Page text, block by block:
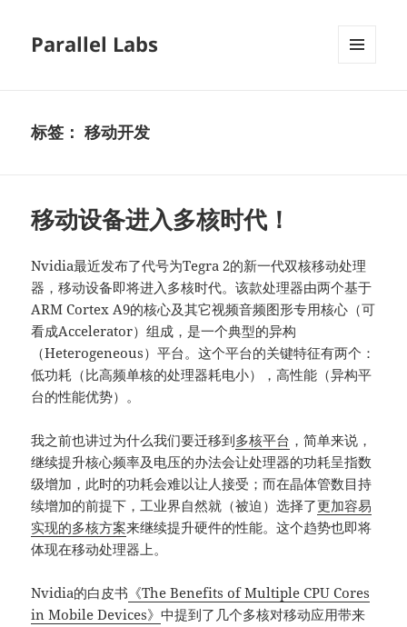
Parallel Labs
标签：移动开发
移动设备进入多核时代！
Nvidia最近发布了代号为Tegra 2的新一代双核移动处理
器，移动设备即将进入多核时代。该款处理器由两个基于
ARM Cortex A9的核心及其它视频音频图形专用核心（可
看成Accelerator）组成，是一个典型的异构
（Heterogeneous）平台。这个平台的关键特征有两个：
低功耗（比高频单核的处理器耗电小），高性能（异构平
台的性能优势）。
我之前也讲过为什么我们要迁移到多核平台 ，简单来说，
继续提升核心频率及电压的办法会让处理器的功耗呈指数
级增加，此时的功耗会难以让人接受；而在晶体管数目持
续增加的前提下，工业界自然就（被迫）选择了更加容易
实现的多核方案来继续提升硬件的性能。这个趋势也即将
体现在移动处理器上。
Nvidia的白皮书 《The Benefits of Multiple CPU Cores
in Mobile Devices》中提到了几个多核对移动应用带来